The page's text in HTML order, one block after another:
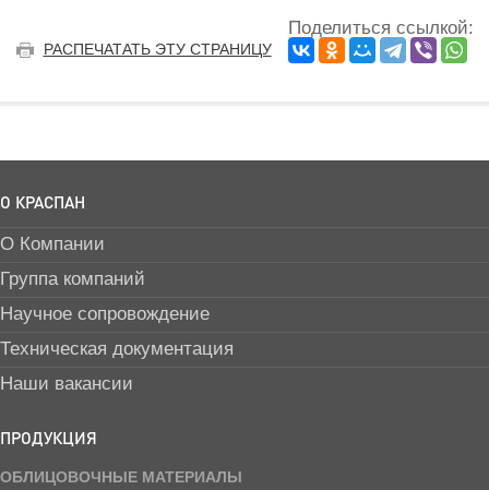
РАСПЕЧАТАТЬ ЭТУ СТРАНИЦУ
Поделиться ссылкой:
О КРАСПАН
О Компании
Группа компаний
Научное сопровождение
Техническая документация
Наши вакансии
ПРОДУКЦИЯ
ОБЛИЦОВОЧНЫЕ МАТЕРИАЛЫ